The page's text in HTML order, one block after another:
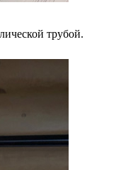
трубой.